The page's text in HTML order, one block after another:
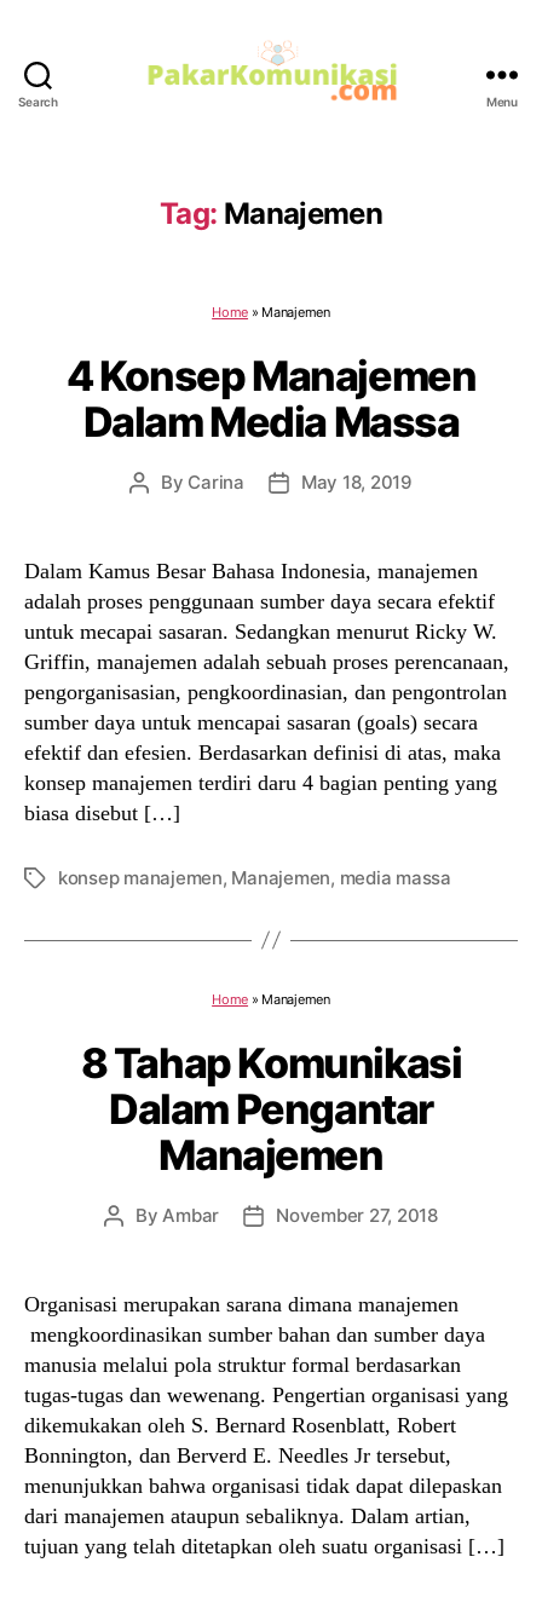
Search Menu
Tag: Manajemen
Home » Manajemen
4 Konsep Manajemen
Dalam Media Massa
Post
By Carina
PostMay 18, 2019
Dalam Kamus Besar Bahasa Indonesia, manajemen
adalah proses penggunaan sumber daya secara efektif
untuk mecapai sasaran. Sedangkan menurut Ricky W.
Griffin, manajemen adalah sebuah proses perencanaan,
pengorganisasian, pengkoordinasian, dan pengontrolan
sumber daya untuk mencapai sasaran (goals) secara
efektif dan efesien. Berdasarkan definisi di atas, maka
konsep manajemen terdiri daru 4 bagian penting yang
biasa disebut […]
Tagskonsep manajemen, Manajemen, media massa
Home » Manajemen
8 Tahap Komunikasi
Dalam Pengantar
Manajemen
PostByAmbar
PostNovember 27, 2018
Organisasi merupakan sarana dimana manajemen
mengkoordinasikan sumber bahan dan sumber daya
manusia melalui pola struktur formal berdasarkan
tugas-tugas dan wewenang. Pengertian organisasi yang
dikemukakan oleh S. Bernard Rosenblatt, Robert
Bonnington, dan Berverd E. Needles Jr tersebut,
menunjukkan bahwa organisasi tidak dapat dilepaskan
dari manajemen ataupun sebaliknya. Dalam artian,
tujuan yang telah ditetapkan oleh suatu organisasi […]